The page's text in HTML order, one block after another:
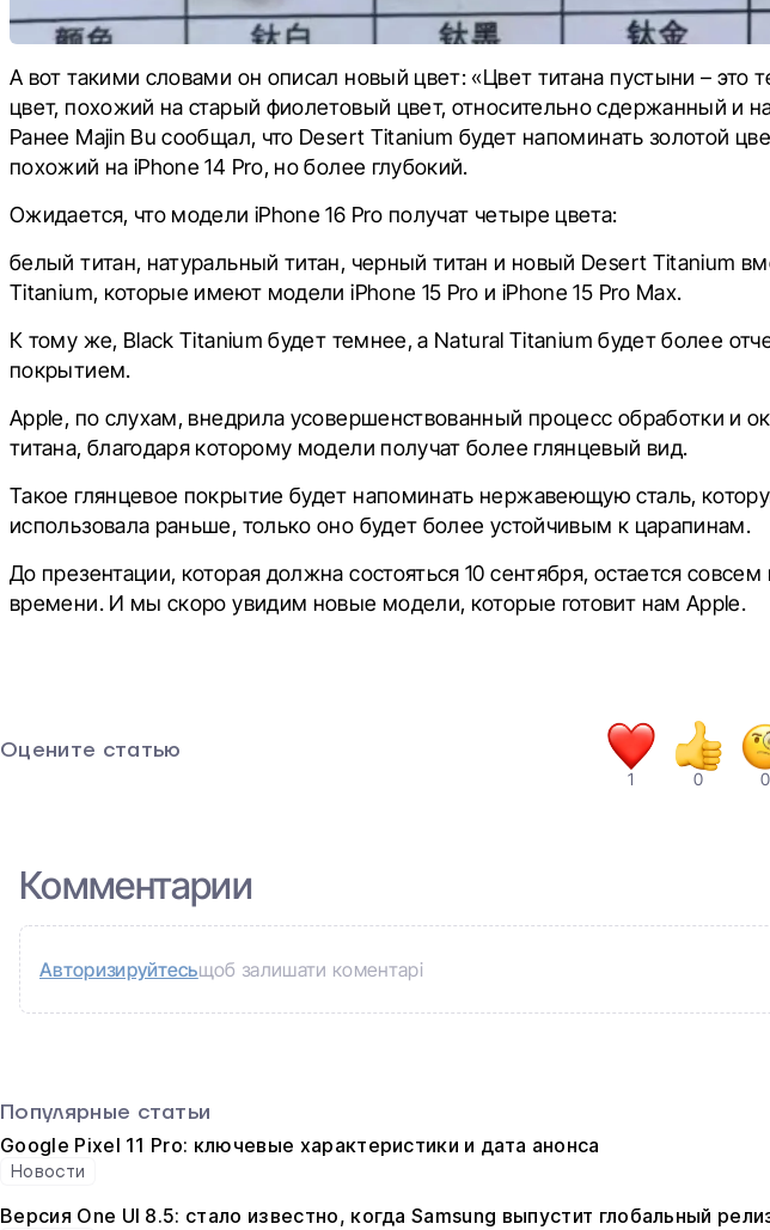
А вот такими словами он описал новый цвет: «Цвет титана пустыни – это
цвет, похожий на старый фиолетовый цвет, относительно сдержанный и
Ранее Majin Bu сообщал, что Desert Titanium будет напоминать золотой
похожий на iPhone 14 Pro, но более глубокий.
Ожидается, что модели iPhone 16 Pro получат четыре цвета:
белый титан, натуральный титан, черный титан и новый Desert Titanium
Titanium, которые имеют модели iPhone 15 Pro и iPhone 15 Pro Max.
К тому же, Black Titanium будет темнее, а Natural Titanium будет более
покрытием.
Apple, по слухам, внедрила усовершенствованный процесс обработки и
титана, благодаря которому модели получат более глянцевый вид.
Такое глянцевое покрытие будет напоминать нержавеющую сталь,
использовала раньше, только оно будет более устойчивым к царапинам.
До презентации, которая должна состояться 10 сентября, остается
времени. И мы скоро увидим новые модели, которые готовит нам Apple.
Оцените статью
1 0 0
Комментарии
Авторизируйтесьщоб залишати коментарі
Популярные статьи
Google Pixel 11 Pro: ключевые характеристики и дата анонса
Новости
Версия One UI 8.5: стало известно, когда Samsung выпустит глобальный